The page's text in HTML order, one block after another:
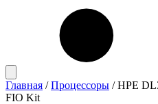
Главная / Процессоры / HPE
FIO Kit